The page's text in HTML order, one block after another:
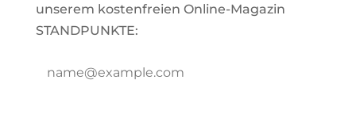
unserem kostenfreien Online-Magazin
STANDPUNKTE: